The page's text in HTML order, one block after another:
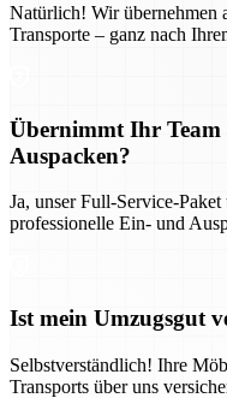
Natürlich! Wir übernehmen
Transporte – ganz nach
Übernimmt Ihr Team
Auspacken?
Ja, unser Full-Service-
professionelle Ein- und
Ist mein Umzugsgut
Selbstverständlich! Ihre
Transports über uns